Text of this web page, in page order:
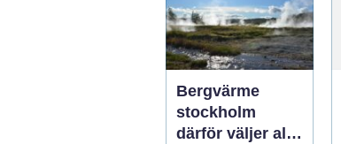
Bergvärme
stockholm
därför väljer allt